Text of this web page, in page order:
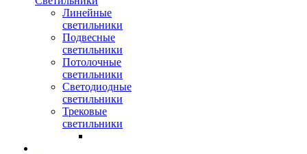
Линейные
светильники
Подвесные
светильники
Потолочные
светильники
Светодиодные
светильники
Трековые
светильники